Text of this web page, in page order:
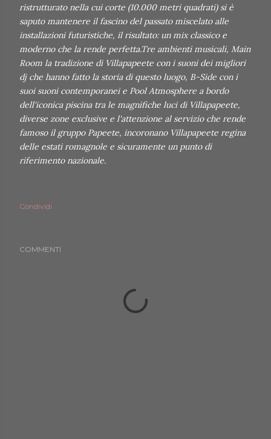
ristrutturato nella cui corte (10.000 metri quadrati) si è
saputo mantenere il fascino del passato miscelato alle
installazioni futuristiche, il risultato: un mix classico e
moderno che la rende perfetta.Tre ambienti musicali, Main
Room la tradizione di Villapapeete con i suoni dei migliori
dj che hanno fatto la storia di questo luogo, B-Side con i
suoi suoni contemporanei e Pool Atmosphere a bordo
dell'iconica piscina tra le magnifiche luci di Villapapeete,
diverse zone exclusive e l'attenzione al servizio che rende
famoso il gruppo Papeete, incoronano Villapapeete regina
delle estati romagnole e sicuramente un punto di
riferimento nazionale.
Condividi
COMMENTI